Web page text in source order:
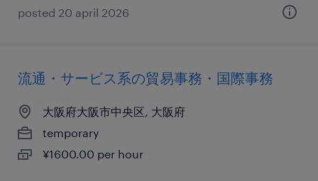
posted 20 april 2026
流通・サービス系の貿易事務・国際事務
大阪府大阪市中央区, 大阪府
temporary
¥1600.00 per hour